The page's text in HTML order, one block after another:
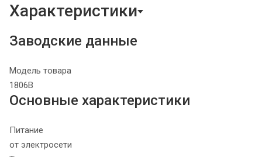
Характеристики
Заводские данные
Модель товара
1806B
Основные характеристики
Питание
от электросети